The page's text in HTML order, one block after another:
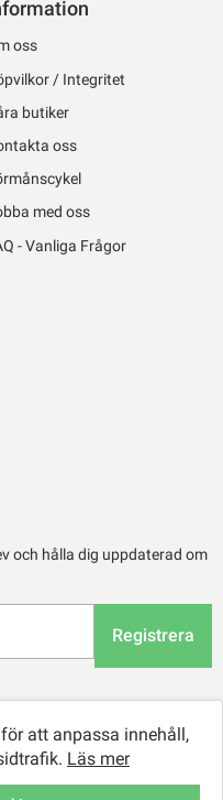
oss
/ Integritet
butiker
oss
med oss
- Vanliga Frågor
och hålla dig uppdaterad om
Registrera
att anpassa innehåll,
Läs mer